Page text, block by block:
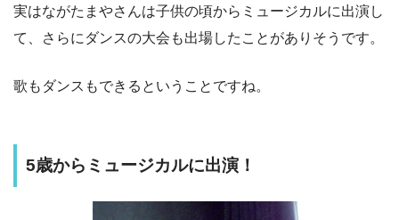
実はながたまやさんは子供の頃からミュージカルに出演し
て、さらにダンスの大会も出場したことがありそうです。
歌もダンスもできるということですね。
5歳からミュージカルに出演！